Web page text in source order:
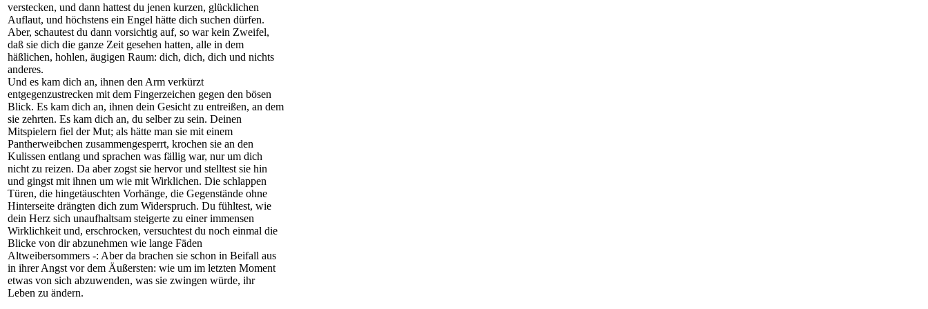
verstecken, und dann hattest du jenen kurzen, glücklichen
Auflaut, und höchstens ein Engel hätte dich suchen dürfen.
Aber, schautest du dann vorsichtig auf, so war kein Zweifel,
daß sie dich die ganze Zeit gesehen hatten, alle in dem
häßlichen, hohlen, äugigen Raum: dich, dich, dich und nichts
anderes.
Und es kam dich an, ihnen den Arm verkürzt
entgegenzustrecken mit dem Fingerzeichen gegen den bösen
Blick. Es kam dich an, ihnen dein Gesicht zu entreißen, an dem
sie zehrten. Es kam dich an, du selber zu sein. Deinen
Mitspielern fiel der Mut; als hätte man sie mit einem
Pantherweibchen zusammengesperrt, krochen sie an den
Kulissen entlang und sprachen was fällig war, nur um dich
nicht zu reizen. Da aber zogst sie hervor und stelltest sie hin
und gingst mit ihnen um wie mit Wirklichen. Die schlappen
Türen, die hingetäuschten Vorhänge, die Gegenstände ohne
Hinterseite drängten dich zum Widerspruch. Du fühltest, wie
dein Herz sich unaufhaltsam steigerte zu einer immensen
Wirklichkeit und, erschrocken, versuchtest du noch einmal die
Blicke von dir abzunehmen wie lange Fäden
Altweibersommers -: Aber da brachen sie schon in Beifall aus
in ihrer Angst vor dem Äußersten: wie um im letzten Moment
etwas von sich abzuwenden, was sie zwingen würde, ihr
Leben zu ändern.